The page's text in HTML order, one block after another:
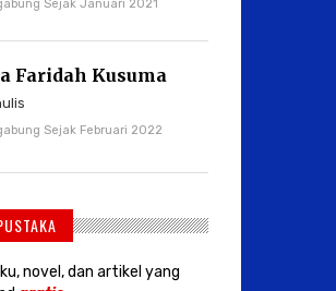
Sejak Januari 2021
Faridah Kusuma
Sejak Februari 2022
novel, dan artikel yang